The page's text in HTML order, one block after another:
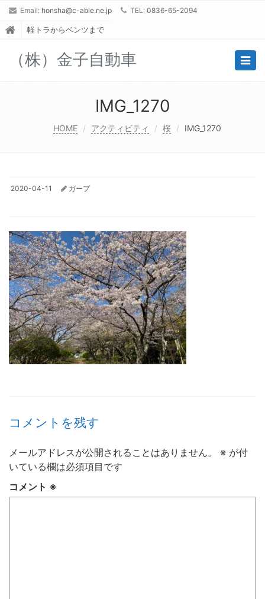
Email: honsha@c-able.ne.jp TEL: 0836-65-2094
軽トラからベンツまで
（株）金子自動車
IMG_1270
HOME アクティビティ 桜 IMG_1270
2020-04-11 ガープ
コメントを残す
メールアドレスが公開されることはありません。 ※ が付
いている欄は必須項目です
コメント ※